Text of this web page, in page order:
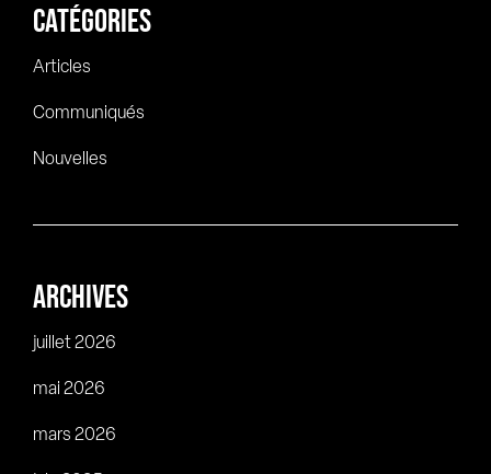
CATÉGORIES
Articles
Communiqués
Nouvelles
ARCHIVES
juillet 2026
mai 2026
mars 2026